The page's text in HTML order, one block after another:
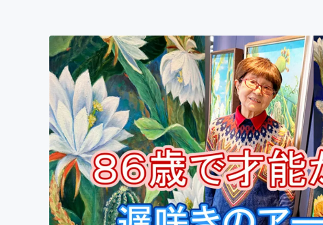
アート・写真
テクノロジー・ガジェット
映像・映画
ビジネス・起業
まちづくり・地域活性化